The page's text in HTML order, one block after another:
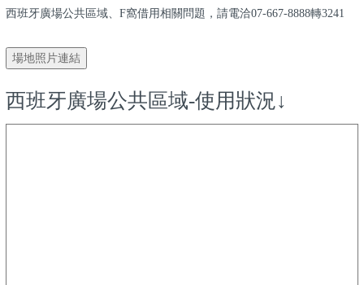
西班牙廣場公共區域、 F窩借用相關問題， 請電洽07-667-8888轉3241
西班牙廣場公共區域-使用狀況↓